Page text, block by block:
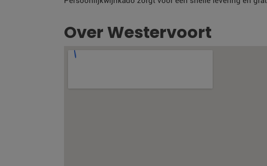
Over Westervoort